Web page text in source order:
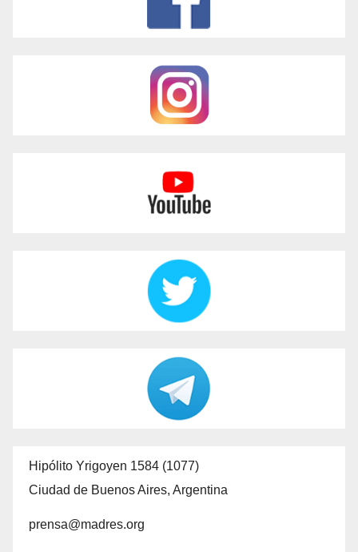
Hipólito Yrigoyen 1584 (1077)
Ciudad de Buenos Aires, Argentina
prensa@madres.org